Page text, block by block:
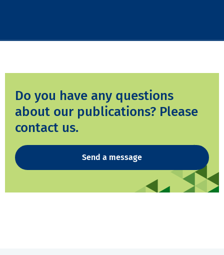
Do you have any questions
about our publications? Please
contact us.
Send a message